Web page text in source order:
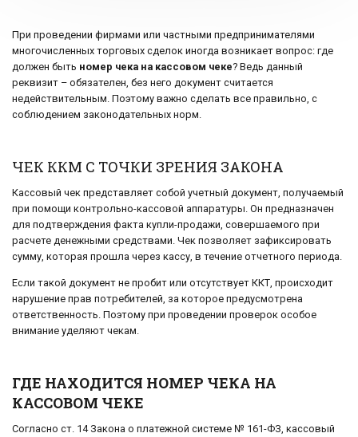
При проведении фирмами или частными предпринимателями
многочисленных торговых сделок иногда возникает вопрос: где
должен быть номер чека на кассовом чеке? Ведь данный
реквизит – обязателен, без него документ считается
недействительным. Поэтому важно сделать все правильно, с
соблюдением законодательных норм.
ЧЕК ККМ С ТОЧКИ ЗРЕНИЯ ЗАКОНА
Кассовый чек представляет собой учетный документ, получаемый
при помощи контрольно-кассовой аппаратуры. Он предназначен
для подтверждения факта купли-продажи, совершаемого при
расчете денежными средствами. Чек позволяет зафиксировать
сумму, которая прошла через кассу, в течение отчетного периода.
Если такой документ не пробит или отсутствует ККТ, происходит
нарушение прав потребителей, за которое предусмотрена
ответственность. Поэтому при проведении проверок особое
внимание уделяют чекам.
ГДЕ НАХОДИТСЯ НОМЕР ЧЕКА НА
КАССОВОМ ЧЕКЕ
Согласно ст. 14 Закона о платежной системе № 161-ФЗ, кассовый